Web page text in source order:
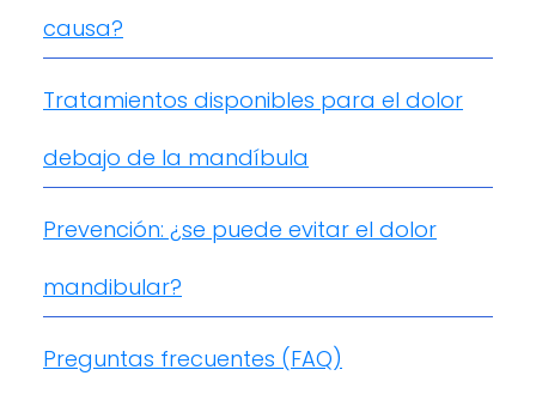
causa?
Tratamientos disponibles para el dolor
debajo de la mandíbula
Prevención: ¿se puede evitar el dolor
mandibular?
Preguntas frecuentes (FAQ)